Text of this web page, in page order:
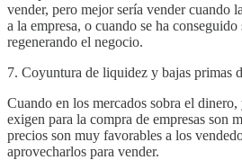
vender, pero mejor sería vender cuando
a la empresa, o cuando se ha conseguido
regenerando el negocio.
7. Coyuntura de liquidez y bajas primas
Cuando en los mercados sobra el
exigen para la compra de empresas son
precios son muy favorables a los
aprovecharlos para vender.